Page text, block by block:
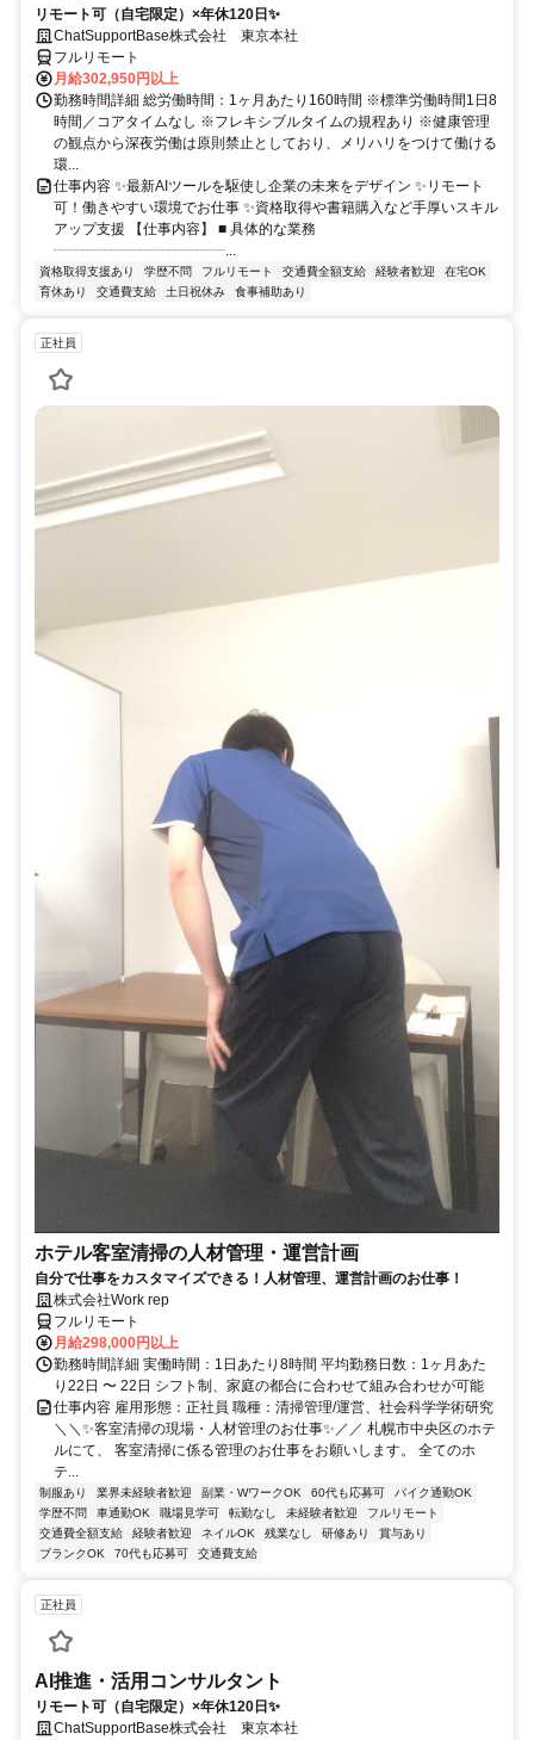
リモート可（自宅限定）×年休120日✨
ChatSupportBase株式会社 東京本社
フルリモート
月給302,950円以上
勤務時間詳細 総労働時間：1ヶ月あたり160時間 ※標準労働時間1日8
時間／コアタイムなし ※フレキシブルタイムの規程あり ※健康管理
の観点から深夜労働は原則禁止としており、メリハリをつけて働ける
環...
仕事内容 ✨最新AIツールを駆使し企業の未来をデザイン ✨リモート
可！働きやすい環境でお仕事 ✨資格取得や書籍購入など手厚いスキル
アップ支援 【仕事内容】 ■ 具体的な業務
┈┈┈┈┈┈┈┈┈┈┈┈...
資格取得支援あり 学歴不問 フルリモート 交通費全額支給 経験者歓迎
在宅OK
育休あり
交通費支給 土日祝休み 食事補助あり
正社員
ホテル客室清掃の人材管理・運営計画
自分で仕事をカスタマイズできる！人材管理、運営計画のお仕事！
株式会社Work rep
フルリモート
月給298,000円以上
勤務時間詳細 実働時間：1日あたり8時間 平均勤務日数：1ヶ月あた
り22日 〜 22日 シフト制、家庭の都合に合わせて組み合わせが可能
仕事内容 雇用形態：正社員 職種：清掃管理/運営、社会科学学術研究
＼＼✨客室清掃の現場・人材管理のお仕事✨／／ 札幌市中央区のホテ
ルにて、 客室清掃に係る管理のお仕事をお願いします。 全てのホ
テ...
制服あり 業界未経験者歓迎 副業・WワークOK 60代も応募可
バイク通勤OK
学歴不問
車通勤OK 職場見学可 転勤なし 未経験者歓迎
フルリモート
交通費全額支給
経験者歓迎 ネイルOK 残業なし 研修あり
賞与あり
ブランクOK
70代も応募可 交通費支給
正社員
AI推進・活用コンサルタント
リモート可（自宅限定）×年休120日✨
ChatSupportBase株式会社 東京本社